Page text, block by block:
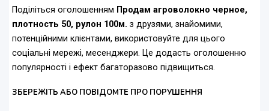
Поділіться оголошенням Продам агроволокно черное,
плотность 50, рулон 100м. з друзями, знайомими,
потенційними клієнтами, використовуйте для цього
соціальні мережі, месенджери. Це додасть оголошенню
популярності і ефект багаторазово підвищиться.
ЗБЕРЕЖІТЬ АБО ПОВІДОМТЕ ПРО ПОРУШЕННЯ